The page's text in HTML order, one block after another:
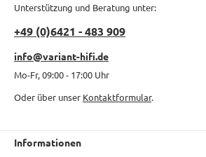
Unterstützung und Beratung unter:
+49 (0)6421 - 483 909
info@variant-hifi.de
Mo-Fr, 09:00 - 17:00 Uhr
Oder über unser Kontaktformular.
Informationen